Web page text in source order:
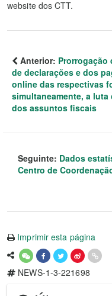
website dos CTT.
Anterior: Prorrogação
de declarações e dos
online das respectivas
simultaneamente, a
dos assuntos fiscais
Seguinte: Dados
Centro de
Imprimir esta página
NEWS-1-3-221698